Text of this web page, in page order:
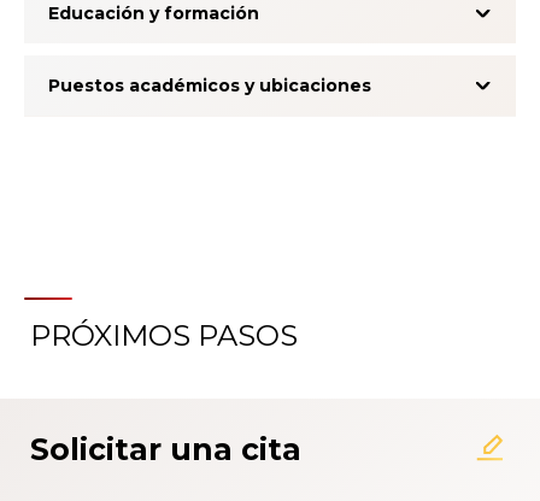
Educación y formación
Puestos académicos y ubicaciones
Acerca del Sistema de
del Paciente
PRÓXIMOS PASOS
Solicitar una cita